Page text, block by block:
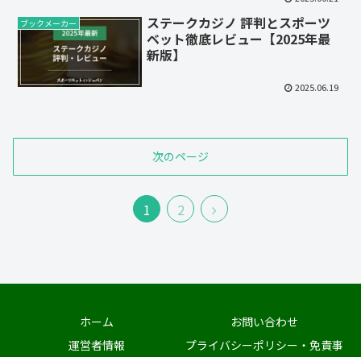
ブックメーカー
ステークカジノ 評判とスポーツ
ベット徹底レビュー【2025年最
新版】
2025.06.19
次のページ
1 2
次
ホーム
お問い合わせ
運営者情報
プライバシーポリシー・免責事